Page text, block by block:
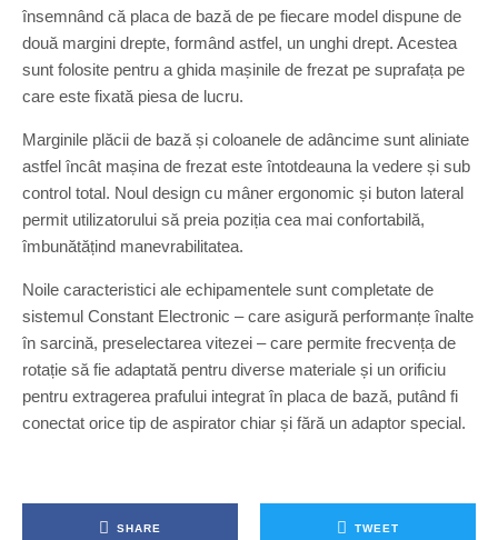
însemnând că placa de bază de pe fiecare model dispune de
două margini drepte, formând astfel, un unghi drept. Acestea
sunt folosite pentru a ghida mașinile de frezat pe suprafața pe
care este fixată piesa de lucru.
Marginile plăcii de bază și coloanele de adâncime sunt aliniate
astfel încât mașina de frezat este întotdeauna la vedere și sub
control total. Noul design cu mâner ergonomic și buton lateral
permit utilizatorului să preia poziția cea mai confortabilă,
îmbunătățind manevrabilitatea.
Noile caracteristici ale echipamentele sunt completate de
sistemul Constant Electronic – care asigură performanțe înalte
în sarcină, preselectarea vitezei – care permite frecvența de
rotație să fie adaptată pentru diverse materiale și un orificiu
pentru extragerea prafului integrat în placa de bază, putând fi
conectat orice tip de aspirator chiar și fără un adaptor special.
SHARE TWEET